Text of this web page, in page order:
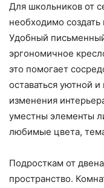
Для школьников от
необходимо
Удобный
эргономичное
это помогает
оставаться уютной
изменения
уместны элементы
любимые цвета,
Подросткам от
пространство.